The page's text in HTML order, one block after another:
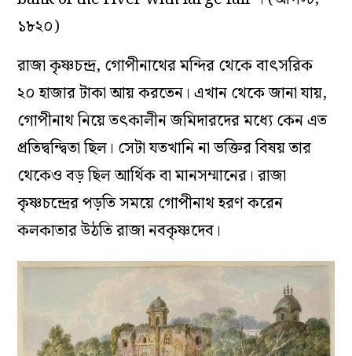
১৮২০)
রাজা কৃষ্ণচন্দ্র, গোপীনাথের মন্দির থেকে বাৎসরিক
২০ হাজার টাকা আয় করতেন। এখান থেকে জানা যায়,
গোপীনাথ নিয়ে তৎকালীন জমিদারদের মধ্যে কেন এত
প্রতিদ্বন্দ্বিতা ছিল। সেটা যতখানি না ভক্তির বিষয় তার
থেকেও বড় ছিল আর্থিক বা মানসম্মানের। রাজা
কৃষ্ণচন্দ্রের পড়তি সময়ে গোপীনাথ হরণ করেন
কলকাতার উঠতি রাজা নবকৃষ্ণদেব।